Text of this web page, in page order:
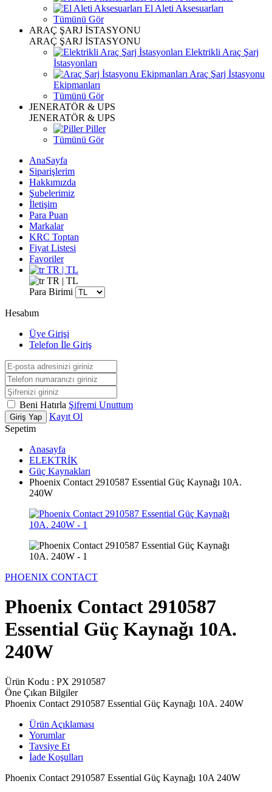
El Aleti Aksesuarları
Tümünü Gör
ARAÇ ŞARJ İSTASYONU
ARAÇ ŞARJ İSTASYONU
Elektrikli Araç Şarj
İstasyonları
Araç Şarj İstasyonu
Ekipmanları
Tümünü Gör
JENERATÖR & UPS
JENERATÖR & UPS
Piller
Tümünü Gör
AnaSayfa
Siparişlerim
Hakkımızda
Şubelerimiz
İletişim
Para Puan
Markalar
KRC Toptan
Fiyat Listesi
Favoriler
TR | TL
TR | TL
Para Birimi
Hesabım
Üye Girişi
Telefon İle Giriş
Beni Hatırla Şifremi Unuttum
Giriş Yap
Kayıt Ol
Sepetim
Anasayfa
ELEKTRİK
Güç Kaynakları
Phoenix Contact 2910587 Essential Güç Kaynağı 10A.
240W
PHOENIX CONTACT
Phoenix Contact 2910587
Essential Güç Kaynağı 10A.
240W
Ürün Kodu : PX 2910587
Öne Çıkan Bilgiler
Phoenix Contact 2910587 Essential Güç Kaynağı 10A. 240W
Ürün Açıklaması
Yorumlar
Tavsiye Et
İade Koşulları
Phoenix Contact 2910587 Essential Güç Kaynağı 10A 240W